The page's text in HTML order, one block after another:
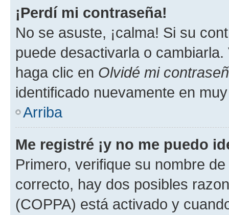
¡Perdí mi contraseña!
No se asuste, ¡calma! Si su
puede desactivarla o
haga clic en Olvidé mi
identificado nuevamente en
Arriba
Me registré ¡y no me puedo
Primero, verifique su nombre
correcto, hay dos posibles
(COPPA) está activado y